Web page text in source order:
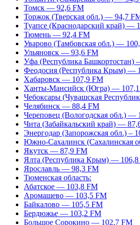
Томск — 92,6 FM
Торжок (Тверская обл.) — 94,7
Туапсе (Краснодарский край) —
Тюмень — 92,4 FM
Уварово (Тамбовская обл.) —
Ульяновск — 93,6 FM
Уфа (Республика Башкортостан)
Феодосия (Республика Крым) —
Хабаровск — 107,9 FM
Ханты-Мансийск (Югра) —
Чебоксары (Чувашская
Челябинск — 88,4 FM
Череповец (Вологодская обл.) —
Чита (Забайкальский край) —
Энергодар (Запорожская обл.) –
Южно-Сахалинск (Сахалинская
Якутск — 87,9 FM
Ялта (Республика Крым) —
Ярославль — 98,3 FM
Тюменская область:
Абатское — 103,8 FM
Аромашево — 103,5 FM
Байкалово — 105,5 FM
Бердюжье — 103,2 FM
Большое Сорокино — 102,7 FM